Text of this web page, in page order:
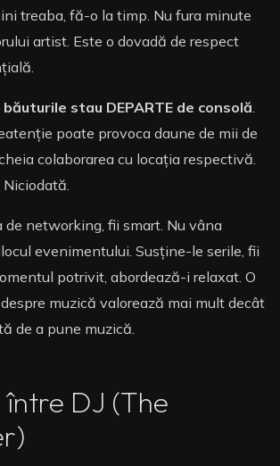
treaba, fă-o la timp. Nu fura minute
artist. Este o dovadă de respect
băuturile stau DEPARTE de consolă.
poate provoca daune de mii de
colaborarea cu locația respectivă.
de networking, fii smart. Nu vâna
evenimentului. Susține-le serile, fii
potrivit, abordează-i relaxat. O
muzică valorează mai mult decât
de a pune muzică.
DJ (The